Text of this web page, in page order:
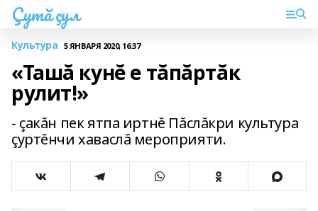
Çутă çул
Культура 5 ЯНВАРЯ 2020, 16:37
«Ташă кунĕ е тăпăртăк
рулит!»
- çакăн пек ятпа иртнĕ Пăслăкри культура
çуртĕнчи хаваслă мероприяти.